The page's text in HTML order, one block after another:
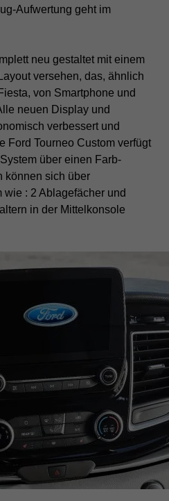
Aufwertung geht im
neu gestaltet mit einem
versehen, das, ähnlich
von Smartphone und
neuen Display und
verbessert und
Ford Tourneo Custom verfügt
über einen Farb-
können sich über
: 2 Ablagefächer und
in der Mittelkonsole